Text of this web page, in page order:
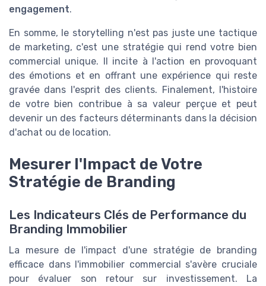
engagement.
En somme, le storytelling n'est pas juste une tactique
de marketing, c'est une stratégie qui rend votre bien
commercial unique. Il incite à l'action en provoquant
des émotions et en offrant une expérience qui reste
gravée dans l'esprit des clients. Finalement, l'histoire
de votre bien contribue à sa valeur perçue et peut
devenir un des facteurs déterminants dans la décision
d'achat ou de location.
Mesurer l'Impact de Votre
Stratégie de Branding
Les Indicateurs Clés de Performance du
Branding Immobilier
La mesure de l'impact d'une stratégie de branding
efficace dans l'immobilier commercial s'avère cruciale
pour évaluer son retour sur investissement. La